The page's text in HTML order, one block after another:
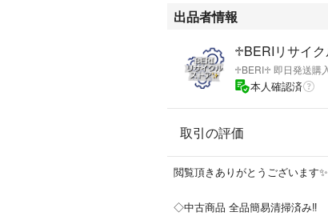
出品者情報
♱BERI♱ 即日発送購
本人確認済
取引の評価
閲覧頂きありがとうございます✨
◇中古商品 全品簡易清掃済み‼︎